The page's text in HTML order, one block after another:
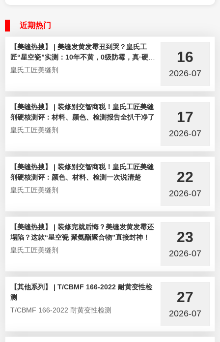
近期热门
【美缝热搜】 | 美缝发黄发霉丑到哭？皇氏工
匠“星空瓷”实测：10年不黄，0级防霉，真·硬核
选手！
皇氏工匠美缝剂
16
2026-07
【美缝热搜】 | 装修别交智商税！皇氏工匠美缝
剂硬核测评：材料、颜色、检测报告全扒干净了
皇氏工匠美缝剂
17
2026-07
【美缝热搜】 | 装修别交智商税！皇氏工匠美缝
剂硬核测评：颜色、材料、检测一次说清楚
皇氏工匠美缝剂
22
2026-07
【美缝热搜】 | 装修完就后悔？美缝发黄发霉还
塌陷？这款“星空瓷 聚氨酯聚合物”直接封神！
皇氏工匠美缝剂
23
2026-07
【其他系列】 | T/CBMF 166-2022 耐黄变性检
测
T/CBMF 166-2022 耐黄变性检测
27
2026-07